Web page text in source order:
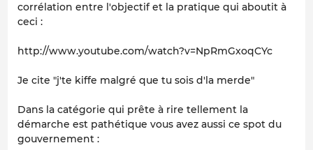
corrélation entre l'objectif et la pratique qui aboutit à
ceci :
http://www.youtube.com/watch?v=NpRmGxoqCYc
Je cite "j'te kiffe malgré que tu sois d'la merde"
Dans la catégorie qui prête à rire tellement la
démarche est pathétique vous avez aussi ce spot du
gouvernement :